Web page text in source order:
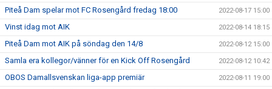
Piteå Dam spelar mot FC Rosengård fredag 18:00 2022-08-17 15:00
Vinst idag mot AIK 2022-08-14 18:15
Piteå Dam mot AIK på söndag den 14/8 2022-08-12 15:00
Samla era kollegor/vänner för en Kick Off Rosengård 2022-08-12 10:42
OBOS Damallsvenskan liga-app premiär 2022-08-11 19:00